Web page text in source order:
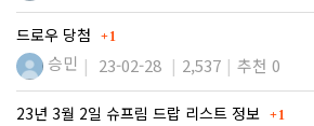
드로우 당첨 댓글
1
승민 23-02-28 2,537 추천 0
23년 3월 2일 슈프림 드랍 리스트 정보 댓글
1